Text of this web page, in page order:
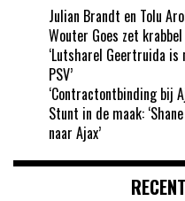
Julian Brandt en Tolu
Wouter Goes zet
‘Lutsharel Geertruida is
PSV’
‘Contractontbinding bij
Stunt in de maak:
naar Ajax’